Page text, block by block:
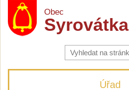
Obec
Syrovátka
Vyhledávání
na
stránkách
Úřad